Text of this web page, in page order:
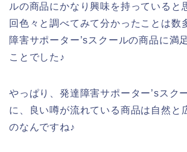
ルの商品にかなり興味を持っていると
回色々と調べてみて分かったことは数
障害サポーター’sスクールの商品に満
ことでした♪
やっぱり、発達障害サポーター’sスク
に、良い噂が流れている商品は自然と
のなんですね♪